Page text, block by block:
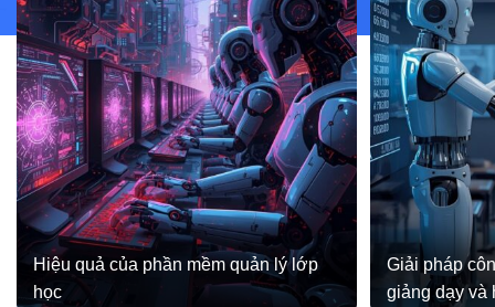
Hiệu quả của phần mềm quản lý lớp
học
Giải pháp
giảng dạy và